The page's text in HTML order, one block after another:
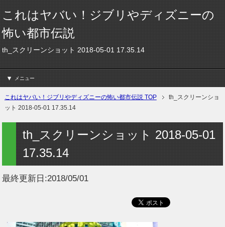
これはヤバい！ジブリやディズニーの
怖い都市伝説
th_スクリーンショット 2018-05-01 17.35.14
メニュー
これはヤバい！ジブリやディズニーの怖い都市伝説 TOP
th_スクリーンショ
ット 2018-05-01 17.35.14
th_スクリーンショット 2018-05-01
17.35.14
最終更新日:2018/05/01